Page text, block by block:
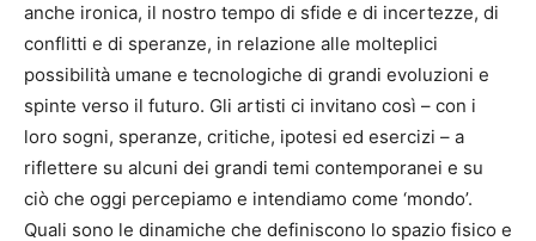
anche ironica, il nostro tempo di sfide e di incertezze, di
conflitti e di speranze, in relazione alle molteplici
possibilità umane e tecnologiche di grandi evoluzioni e
spinte verso il futuro. Gli artisti ci invitano così – con i
loro sogni, speranze, critiche, ipotesi ed esercizi – a
riflettere su alcuni dei grandi temi contemporanei e su
ciò che oggi percepiamo e intendiamo come ‘mondo’.
Quali sono le dinamiche che definiscono lo spazio fisico e